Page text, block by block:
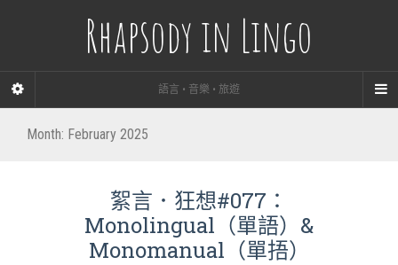
Rhapsody in Lingo
語言 • 音樂 • 旅遊
Month: February 2025
絮言．狂想#077：
Monolingual（單語）&
Monomanual（單捂）